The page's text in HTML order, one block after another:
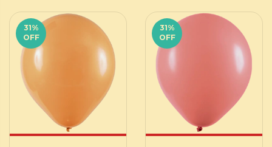
31%
OFF
31%
OFF